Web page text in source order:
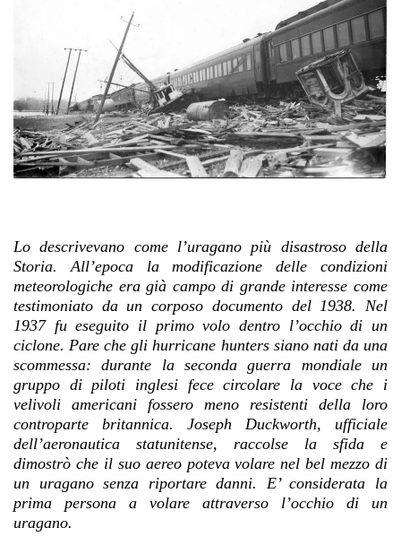
Lo descrivevano come l’uragano più disastroso della
Storia. All’epoca la modificazione delle condizioni
meteorologiche era già campo di grande interesse come
testimoniato da un corposo documento del 1938. Nel
1937 fu eseguito il primo volo dentro l’occhio di un
ciclone. Pare che gli hurricane hunters siano nati da una
scommessa: durante la seconda guerra mondiale un
gruppo di piloti inglesi fece circolare la voce che i
velivoli americani fossero meno resistenti della loro
controparte britannica. Joseph Duckworth, ufficiale
dell’aeronautica statunitense, raccolse la sfida e
dimostrò che il suo aereo poteva volare nel bel mezzo di
un uragano senza riportare danni. E’ considerata la
prima persona a volare attraverso l’occhio di un
uragano.